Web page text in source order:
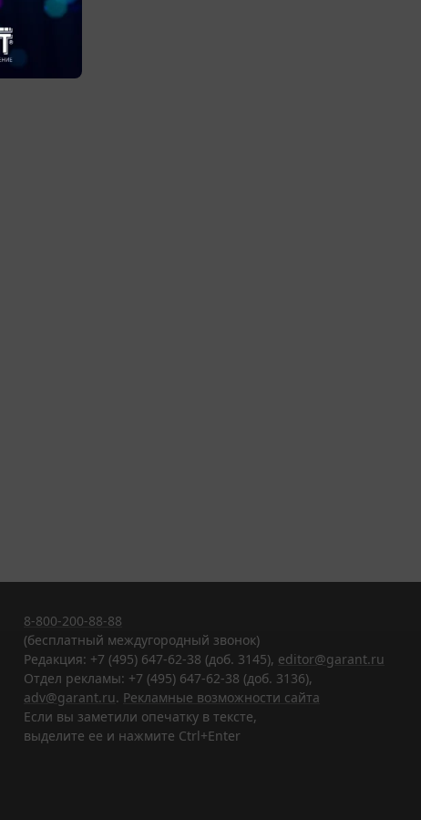
8-800-200-88-88
(бесплатный междугородный звонок)
Редакция: +7 (495) 647-62-38 (доб. 3145), editor@garant.ru
Отдел рекламы: +7 (495) 647-62-38 (доб. 3136),
adv@garant.ru. Рекламные возможности сайта
Если вы заметили опечатку в тексте,
выделите ее и нажмите Ctrl+Enter